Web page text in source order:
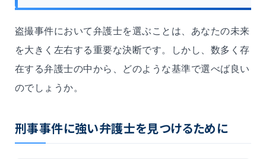
盗撮事件において弁護士を選ぶことは、あなたの未来
を大きく左右する重要な決断です。しかし、数多く存
在する弁護士の中から、どのような基準で選べば良い
のでしょうか。
刑事事件に強い弁護士を見つけるために